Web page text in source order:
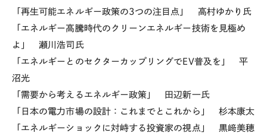
「再生可能エネルギー政策の3つの注目点」 高村ゆかり氏
「エネルギー高騰時代のクリーンエネルギー技術を見極め
よ」 瀬川浩司氏
「エネルギーとのセクターカップリングでEV普及を」 平
沼光
「需要から考えるエネルギー政策」 田辺新一氏
「日本の電力市場の設計：これまでとこれから」 杉本康太
「エネルギーショックに対峙する投資家の視点」 黒﨑美穂